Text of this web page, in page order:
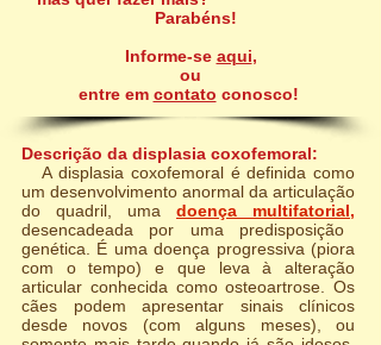
Parabéns!
Informe-se aqui,
ou
entre em contato conosco!
Descrição da displasia coxofemoral:
A displasia coxofemoral é definida como
um desenvolvimento anormal da articulação
do quadril, uma doença multifatorial,
desencadeada por uma predisposição
genética. É uma doença progressiva (piora
com o tempo) e que leva à alteração
articular conhecida como osteoartrose. Os
cães podem apresentar sinais clínicos
desde novos (com alguns meses), ou